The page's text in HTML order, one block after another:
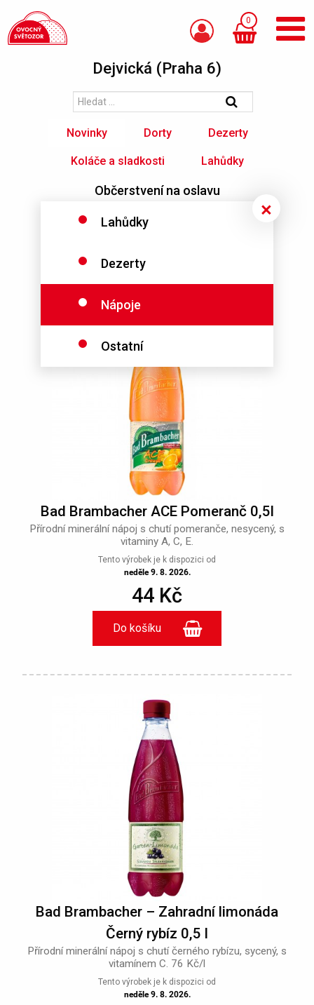
0
Dejvická (Praha 6)
Novinky Dorty Dezerty
Koláče a sladkosti Lahůdky
Občerstvení na oslavu
Lahůdky
Dezerty
Nápoje
Ostatní
Boxy snídaňové a jiné
Bad Brambacher ACE Pomeranč 0,5l
Přírodní minerální nápoj s chutí pomeranče, nesycený, s
vitaminy A, C, E.
Tento výrobek je k dispozici od
neděle 9. 8. 2026.
44 Kč
Bad Brambacher – Zahradní limonáda
Černý rybíz 0,5 l
Přírodní minerální nápoj s chutí černého rybízu, sycený, s
vitamínem C. 76 Kč/l
Tento výrobek je k dispozici od
neděle 9. 8. 2026.